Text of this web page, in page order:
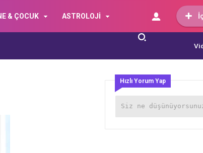
& ÇOCUK ASTROLOJİ
Hızlı Yorum Yap